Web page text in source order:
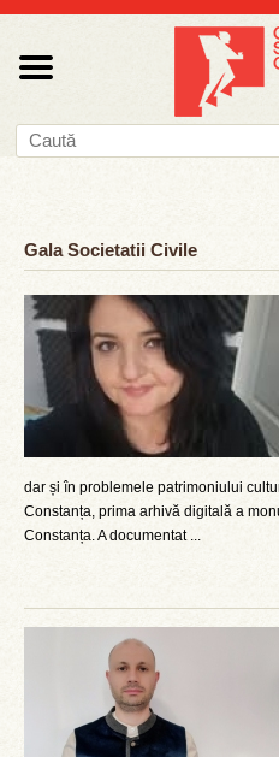
Gala Societatii Civile
dar și în problemele patrimoniului
Constanța, prima arhivă digitală a
Constanța. A documentat ...